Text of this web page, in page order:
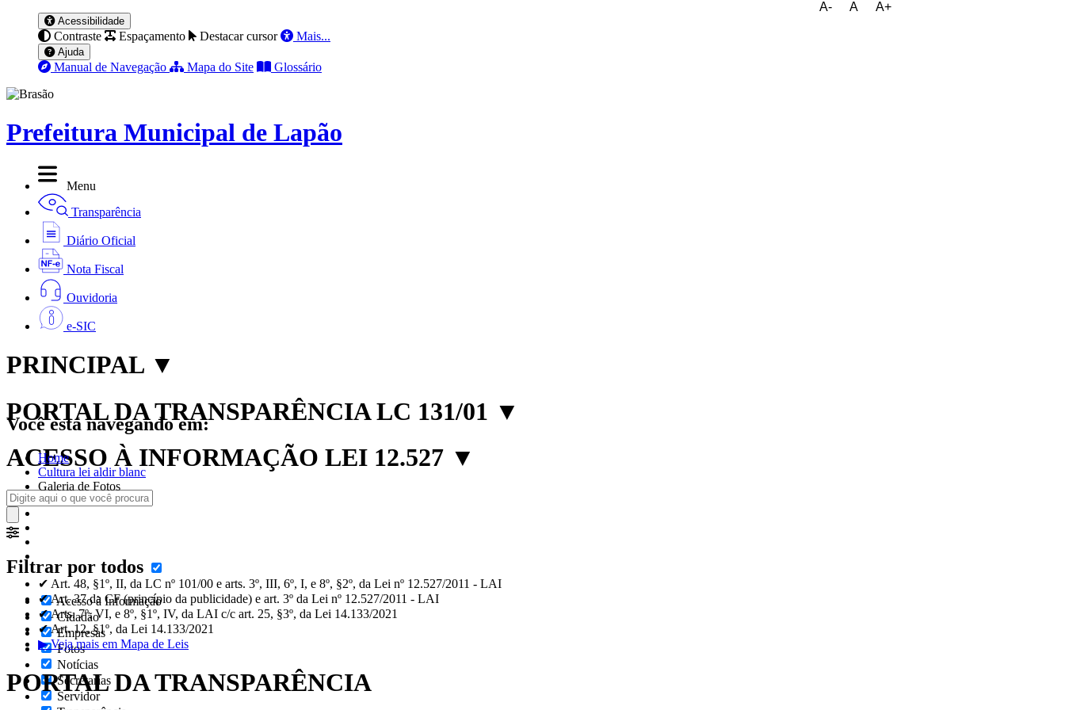
A- A A+
Acessibilidade
Contraste Espaçamento Destacar cursor Mais...
Ajuda
Manual de Navegação Mapa do Site Glossário
Prefeitura Municipal de Lapão
Menu
Transparência
Diário Oficial
Nota Fiscal
Ouvidoria
e-SIC
PRINCIPAL ▼
PORTAL DA TRANSPARÊNCIA LC 131/01 ▼
ACESSO À INFORMAÇÃO LEI 12.527 ▼
Filtrar por todos
Acesso à Informação
Cidadão
Empresas
Fotos
Notícias
Secretarias
Servidor
Você está navegando em:
Home
Cultura lei aldir blanc
Galeria de Fotos
✔ Art. 48, §1º, II, da LC nº 101/00 e arts. 3º, III, 6º, I, e 8º, §2º, da Lei nº 12.527/2011 - LAI
✔ Art. 37 da CF (princípio da publicidade) e art. 3º da Lei nº 12.527/2011 - LAI
✔ Arts. 7º, VI, e 8º, §1º, IV, da LAI c/c art. 25, §3º, da Lei 14.133/2021
✔ Art. 12, §1º, da Lei 14.133/2021
▶ Veja mais em Mapa de Leis
PORTAL DA TRANSPARÊNCIA